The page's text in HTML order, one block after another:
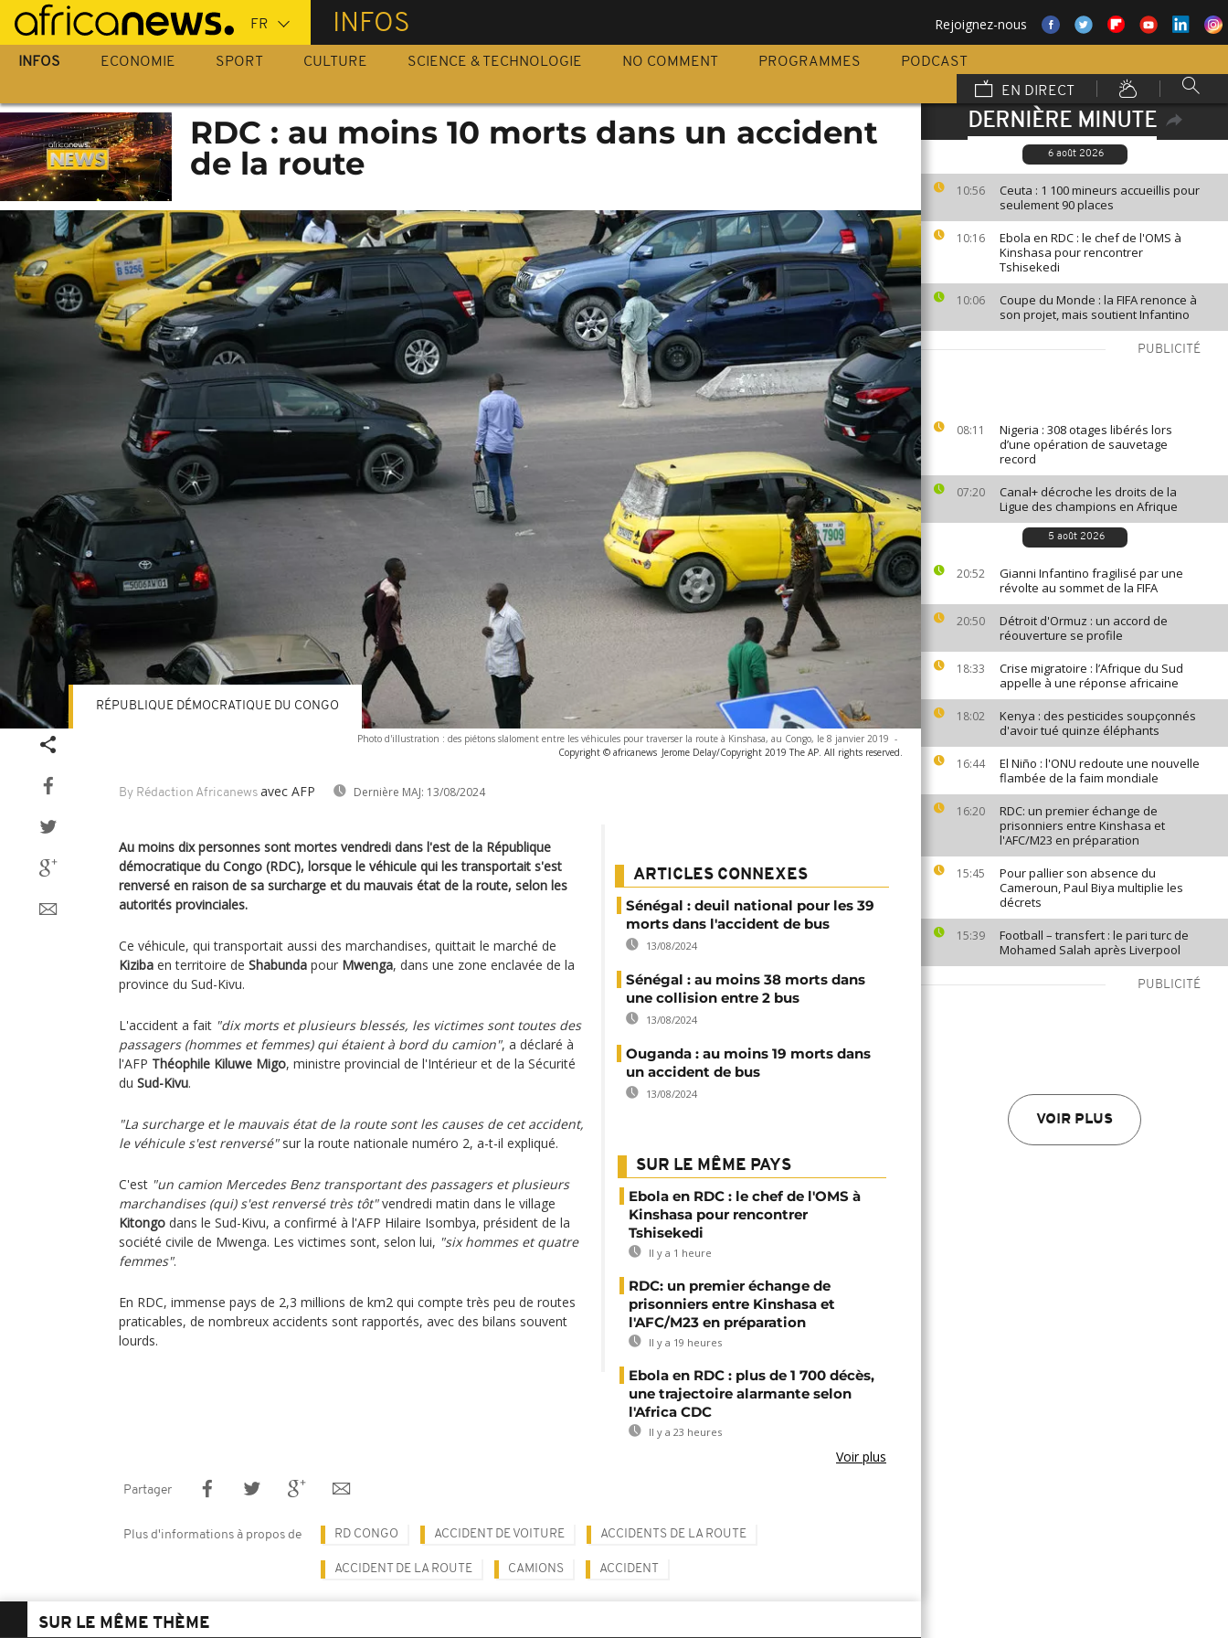
Passer
au
contenu
INFOS Rejoignez-nous
INFOS ECONOMIE SPORT CULTURE SCIENCE & TECHNOLOGIE NO COMMENT PROGRAMMES
PODCAST
EN DIRECT
DERNIÈRE MINUTE
6 août 2026
10:56
Ceuta : 1 100 mineurs accueillis pour
seulement 90 places
10:16
Ebola en RDC : le chef de l'OMS à
Kinshasa pour rencontrer
Tshisekedi
10:06
Coupe du Monde : la FIFA renonce à
son projet, mais soutient Infantino
PUBLICITÉ
08:11
Nigeria : 308 otages libérés lors
d’une opération de sauvetage
record
07:20
Canal+ décroche les droits de la
Ligue des champions en Afrique
5 août 2026
20:52
Gianni Infantino fragilisé par une
révolte au sommet de la FIFA
20:50
Détroit d'Ormuz : un accord de
réouverture se profile
18:33
Crise migratoire : l’Afrique du Sud
appelle à une réponse africaine
18:02
Kenya : des pesticides soupçonnés
d'avoir tué quinze éléphants
16:44
El Niño : l'ONU redoute une nouvelle
flambée de la faim mondiale
16:20
RDC: un premier échange de
prisonniers entre Kinshasa et
l'AFC/M23 en préparation
15:45
Pour pallier son absence du
Cameroun, Paul Biya multiplie les
décrets
15:39
Football – transfert : le pari turc de
Mohamed Salah après Liverpool
PUBLICITÉ
VOIR PLUS
RDC : au moins 10 morts dans un accident
de la route
Photo d'illustration : des piétons slaloment entre les véhicules pour traverser la route à Kinshasa, au Congo, le 8 janvier 2019 -
Copyright © africanews Jerome Delay/Copyright 2019 The AP. All rights reserved.
By Rédaction Africanews avec AFP Dernière MAJ: 13/08/2024
RÉPUBLIQUE DÉMOCRATIQUE DU CONGO
Au moins dix personnes sont mortes vendredi dans l'est de la République
démocratique du Congo (RDC), lorsque le véhicule qui les transportait s'est
renversé en raison de sa surcharge et du mauvais état de la route, selon les
autorités provinciales.
Ce véhicule, qui transportait aussi des marchandises, quittait le marché de
Kiziba en territoire de Shabunda pour Mwenga, dans une zone enclavée de la
province du Sud-Kivu.
L'accident a fait "dix morts et plusieurs blessés, les victimes sont toutes des
passagers (hommes et femmes) qui étaient à bord du camion", a déclaré à
l'AFP Théophile Kiluwe Migo, ministre provincial de l'Intérieur et de la Sécurité
du Sud-Kivu.
"La surcharge et le mauvais état de la route sont les causes de cet accident,
le véhicule s'est renversé"sur la route nationale numéro 2, a-t-il expliqué.
C'est "un camion Mercedes Benz transportant des passagers et plusieurs
marchandises (qui) s'est renversé très tôt"vendredi matin dans le village
Kitongo dans le Sud-Kivu, a confirmé à l'AFP Hilaire Isombya, président de la
société civile de Mwenga. Les victimes sont, selon lui, "six hommes et quatre
femmes".
En RDC, immense pays de 2,3 millions de km2 qui compte très peu de routes
praticables, de nombreux accidents sont rapportés, avec des bilans souvent
lourds.
ARTICLES CONNEXES
Sénégal : deuil national pour les 39
morts dans l'accident de bus
13/08/2024
Sénégal : au moins 38 morts dans
une collision entre 2 bus
13/08/2024
Ouganda : au moins 19 morts dans
un accident de bus
13/08/2024
SUR LE MÊME PAYS
Ebola en RDC : le chef de l'OMS à
Kinshasa pour rencontrer
Tshisekedi
Il y a 1 heure
RDC: un premier échange de
prisonniers entre Kinshasa et
l'AFC/M23 en préparation
Il y a 19 heures
Ebola en RDC : plus de 1 700 décès,
une trajectoire alarmante selon
l'Africa CDC
Il y a 23 heures
Voir plus
Partager
Plus d'informations à propos de RD CONGO ACCIDENT DE VOITURE ACCIDENTS DE LA ROUTE
ACCIDENT DE LA ROUTE CAMIONS ACCIDENT
SUR LE MÊME THÈME